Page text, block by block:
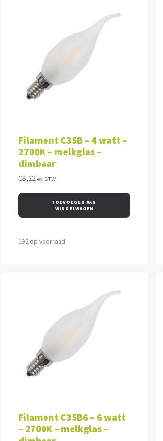
Filament C35B – 4 watt –
2700K – melkglas –
dimbaar
€8,22 ex. BTW
TOEVOEGEN AAN
WINKELWAGEN
192 op voorraad
Filament C35B6 – 6 watt
– 2700K – melkglas –